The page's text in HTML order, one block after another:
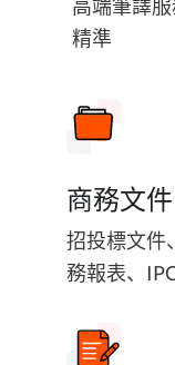
高端筆譯
精準
商務文件
招投標文件
務報表、